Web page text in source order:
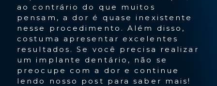
ao contrário do que muitos
pensam, a dor é quase inexistente
nesse procedimento. Além disso,
costuma apresentar excelentes
resultados. Se você precisa realizar
um implante dentário, não se
preocupe com a dor e continue
lendo nosso post para saber mais!